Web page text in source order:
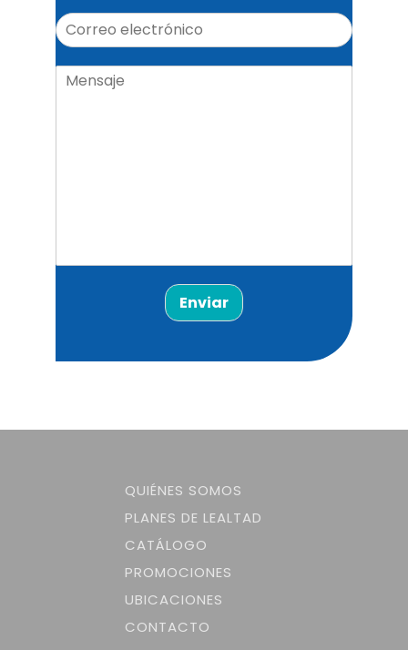
Enviar
QUIÉNES SOMOS
PLANES DE LEALTAD
CATÁLOGO
PROMOCIONES
UBICACIONES
CONTACTO